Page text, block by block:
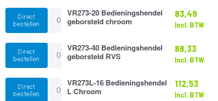
aantal
Direct
bestellen
VR273-
Bedieningshendel
chroom
aantal
VR273-20 Bedieningshendel
geborsteld chroom
83,49
Incl. BTW
Direct
bestellen
VR273-
Bedieningshendel
RVS
aantal
VR273-40 Bedieningshendel
geborsteld RVS
88,33
Incl. BTW
Direct
bestellen
VR273L-
Bedieningshendel
VR273L-16 Bedieningshendel
L Chroom
112,53
Incl. BTW